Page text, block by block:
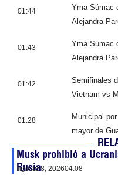
01:44
Yma Súmac
Alejandra
01:43
Yma Súmac
Alejandra
01:42
Semifinales
Vietnam vs
01:28
Municipal
mayor de
Musk prohibió a
Rusia
agosto 8, 202604:08